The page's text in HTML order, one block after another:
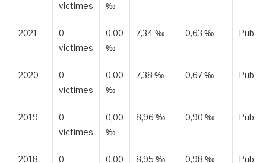
victimes
‰
2021
0
victimes
0,00
‰
7,34 ‰ 0,63 ‰
2020
0
victimes
0,00
‰
7,38 ‰ 0,67 ‰
2019
0
victimes
0,00
‰
8,96 ‰ 0,90 ‰
2018
0
0,00
8,95 ‰ 0,98 ‰